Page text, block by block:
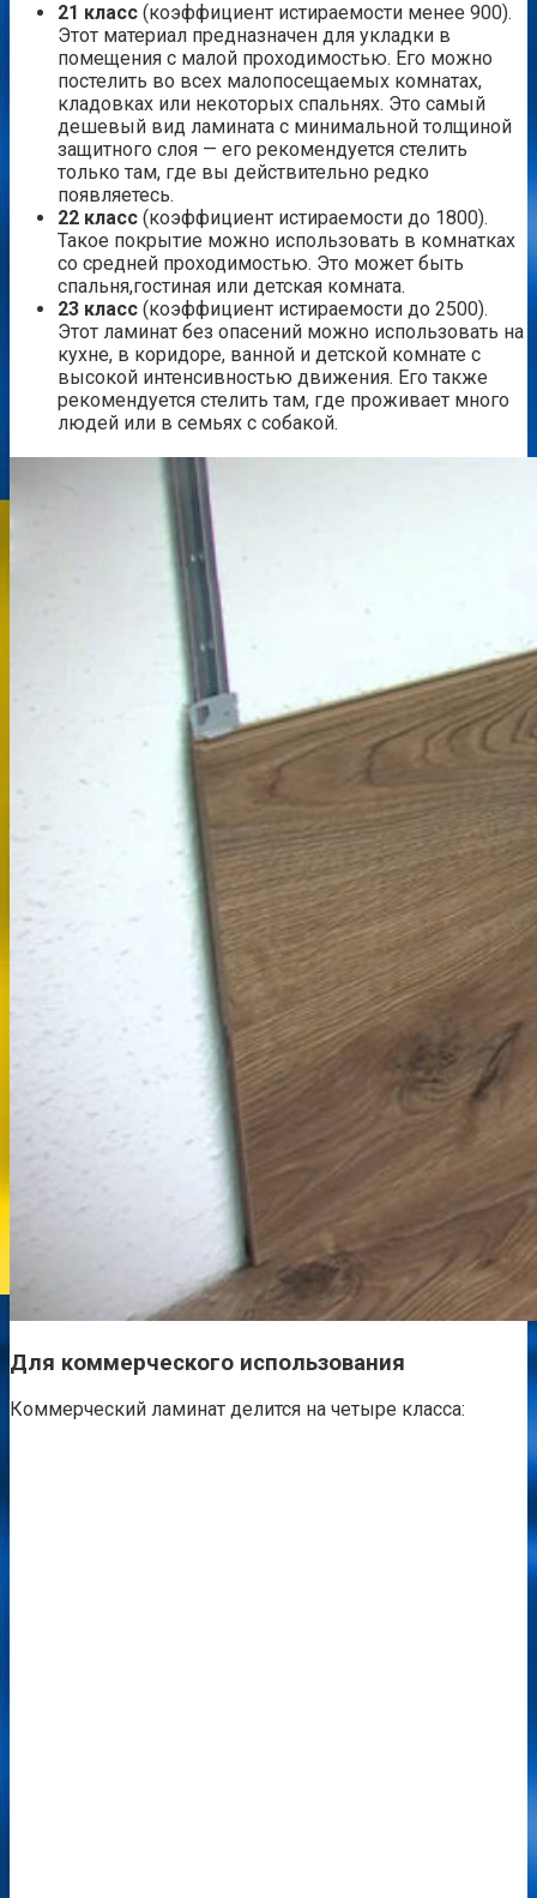
21 класс (коэффициент истираемости менее 900).
Этот материал предназначен для укладки в
помещения с малой проходимостью. Его можно
постелить во всех малопосещаемых комнатах,
кладовках или некоторых спальнях. Это самый
дешевый вид ламината с минимальной толщиной
защитного слоя — его рекомендуется стелить
только там, где вы действительно редко
появляетесь.
22 класс (коэффициент истираемости до 1800).
Такое покрытие можно использовать в комнатках
со средней проходимостью. Это может быть
спальня,гостиная или детская комната.
23 класс (коэффициент истираемости до 2500).
Этот ламинат без опасений можно использовать на
кухне, в коридоре, ванной и детской комнате с
высокой интенсивностью движения. Его также
рекомендуется стелить там, где проживает много
людей или в семьях с собакой.
Для коммерческого использования
Коммерческий ламинат делится на четыре класса: